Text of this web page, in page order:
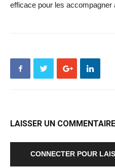
efficace pour les accompagner
LAISSER UN COMMENTAIRE
CONNECTER POUR